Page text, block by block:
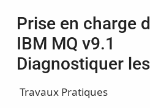
Prise en charge
IBM MQ v9.1
Diagnostiquer
Travaux Pratiques